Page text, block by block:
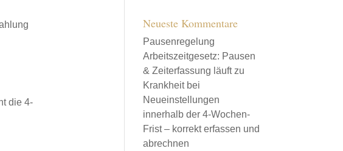
die 4-
Neueste Kommentare
Pausenregelung
Arbeitszeitgesetz: Pausen
& Zeiterfassung läuftzu
Krankheit bei
Neueinstellungen
innerhalb der 4-Wochen-
Frist – korrekt erfassen und
abrechnen